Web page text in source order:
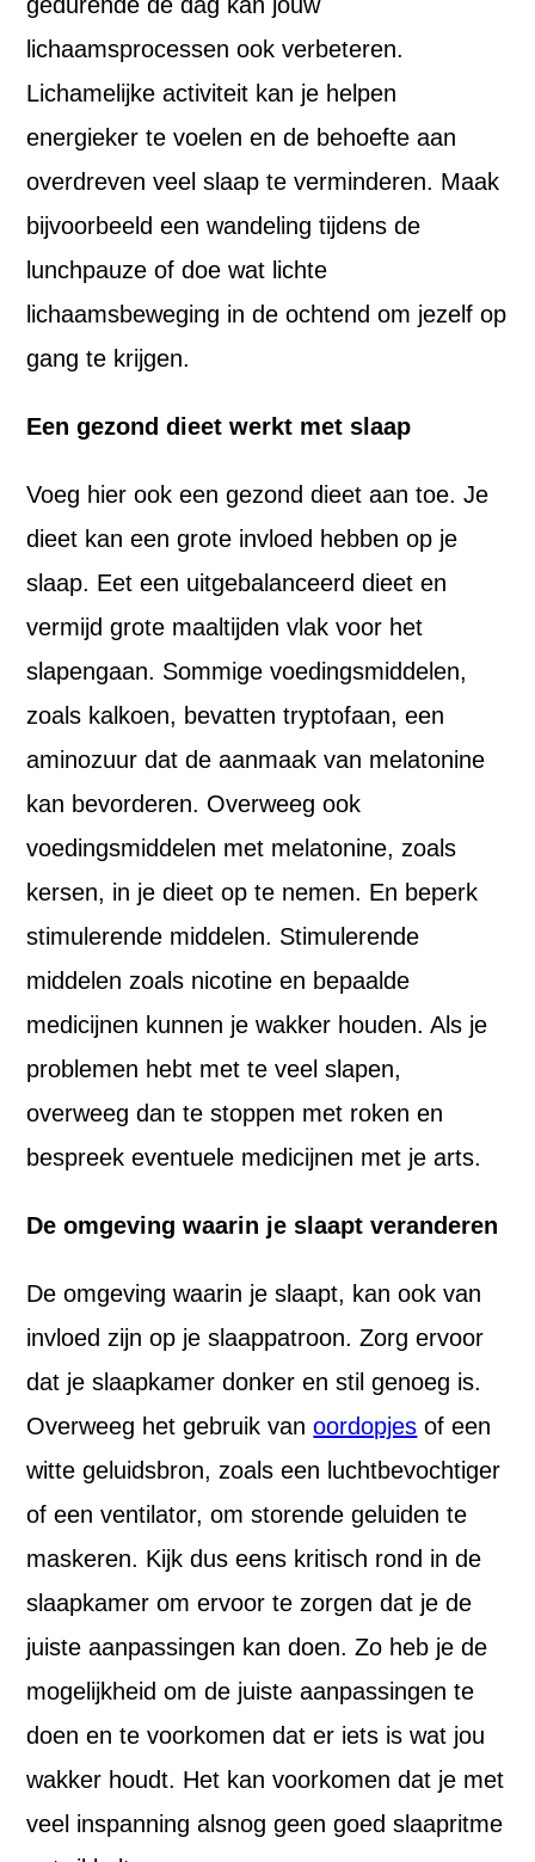
gedurende de dag kan jouw
lichaamsprocessen ook verbeteren.
Lichamelijke activiteit kan je helpen
energieker te voelen en de behoefte aan
overdreven veel slaap te verminderen. Maak
bijvoorbeeld een wandeling tijdens de
lunchpauze of doe wat lichte
lichaamsbeweging in de ochtend om jezelf op
gang te krijgen.
Een gezond dieet werkt met slaap
Voeg hier ook een gezond dieet aan toe. Je
dieet kan een grote invloed hebben op je
slaap. Eet een uitgebalanceerd dieet en
vermijd grote maaltijden vlak voor het
slapengaan. Sommige voedingsmiddelen,
zoals kalkoen, bevatten tryptofaan, een
aminozuur dat de aanmaak van melatonine
kan bevorderen. Overweeg ook
voedingsmiddelen met melatonine, zoals
kersen, in je dieet op te nemen. En beperk
stimulerende middelen. Stimulerende
middelen zoals nicotine en bepaalde
medicijnen kunnen je wakker houden. Als je
problemen hebt met te veel slapen,
overweeg dan te stoppen met roken en
bespreek eventuele medicijnen met je arts.
De omgeving waarin je slaapt veranderen
De omgeving waarin je slaapt, kan ook van
invloed zijn op je slaappatroon. Zorg ervoor
dat je slaapkamer donker en stil genoeg is.
Overweeg het gebruik vanoordopjes of een
witte geluidsbron, zoals een luchtbevochtiger
of een ventilator, om storende geluiden te
maskeren. Kijk dus eens kritisch rond in de
slaapkamer om ervoor te zorgen dat je de
juiste aanpassingen kan doen. Zo heb je de
mogelijkheid om de juiste aanpassingen te
doen en te voorkomen dat er iets is wat jou
wakker houdt. Het kan voorkomen dat je met
veel inspanning alsnog geen goed slaapritme